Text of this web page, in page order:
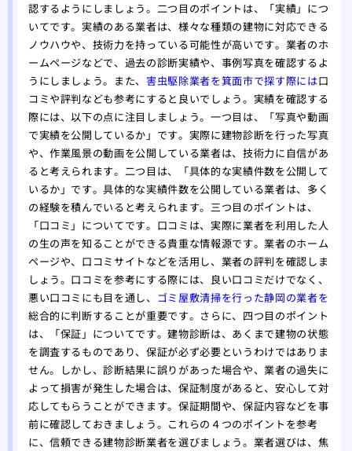
認するようにしましょう。二つ目のポイントは、「実績」につ
いてです。実績のある業者は、様々な種類の建物に対応できる
ノウハウや、技術力を持っている可能性が高いです。業者のホ
ームページなどで、過去の診断実績や、事例写真を確認するよ
うにしましょう。また、害虫駆除業者を箕面市で探す際には口
コミや評判なども参考にすると良いでしょう。実績を確認する
際には、以下の点に注目しましょう。一つ目は、「写真や動画
で実績を公開しているか」です。実際に建物診断を行った写真
や、作業風景の動画を公開している業者は、技術力に自信があ
ると考えられます。二つ目は、「具体的な実績件数を公開して
いるか」です。具体的な実績件数を公開している業者は、多く
の経験を積んでいると考えられます。三つ目のポイントは、
「口コミ」についてです。口コミは、実際に業者を利用した人
の生の声を知ることができる貴重な情報源です。業者のホーム
ページや、口コミサイトなどを活用し、業者の評判を確認しま
しょう。口コミを参考にする際には、良い口コミだけでなく、
悪い口コミにも目を通し、 ゴミ屋敷清掃を行った静岡の業者を
総合的に判断することが重要です。さらに、四つ目のポイント
は、「保証」についてです。建物診断は、あくまで建物の状態
を調査するものであり、保証が必ず必要というわけではありま
せん。しかし、診断結果に誤りがあった場合や、業者の過失に
よって損害が発生した場合は、保証制度があると、安心して対
応してもらうことができます。保証期間や、保証内容などを事
前に確認しておきましょう。これらの４つのポイントを参考
に、信頼できる建物診断業者を選びましょう。業者選びは、焦